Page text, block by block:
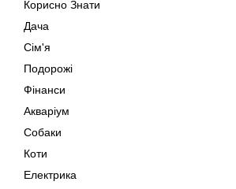
Корисно Знати
Дача
Сім'я
Подорожі
Фінанси
Акваріум
Собаки
Коти
Електрика